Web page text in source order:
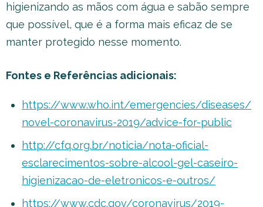
higienizando as mãos com água e sabão sempre
que possível, que é a forma mais eficaz de se
manter protegido nesse momento.
Fontes e Referências adicionais:
https://www.who.int/emergencies/diseases/
novel-coronavirus-2019/advice-for-public
http://cfq.org.br/noticia/nota-oficial-
esclarecimentos-sobre-alcool-gel-caseiro-
higienizacao-de-eletronicos-e-outros/
https://www.cdc.gov/coronavirus/2019-